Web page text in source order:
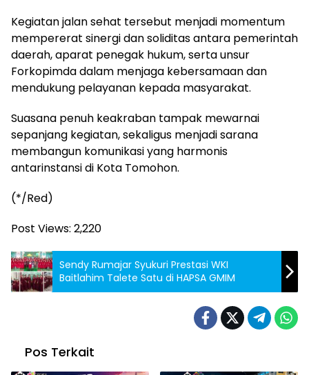
Kegiatan jalan sehat tersebut menjadi momentum
mempererat sinergi dan soliditas antara pemerintah
daerah, aparat penegak hukum, serta unsur
Forkopimda dalam menjaga kebersamaan dan
mendukung pelayanan kepada masyarakat.
Suasana penuh keakraban tampak mewarnai
sepanjang kegiatan, sekaligus menjadi sarana
membangun komunikasi yang harmonis
antarinstansi di Kota Tomohon.
(*/Red)
Post Views: 2,220
Sendy Rumajar Syukuri Prestasi WKI
Baitlahim Talete Satu di HAPSA GMIM
Pos Terkait